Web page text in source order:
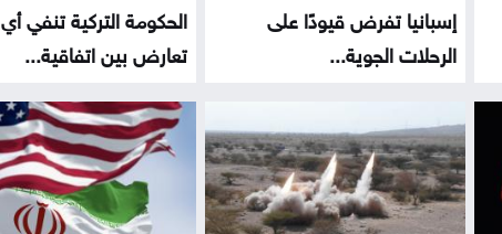
إسبانيا تفرض قيودًا على
الرحلات الجوية...
الحكومة التركية تنفي أي
تعارض بين اتفاقية...